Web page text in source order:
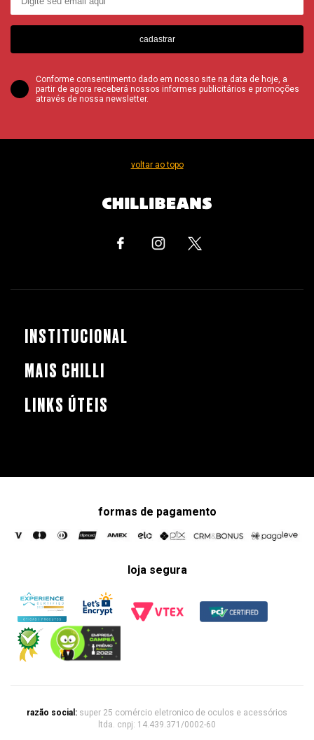
cadastrar
Conforme consentimento dado em nosso site na data de hoje, a
partir de agora receberá nossos informes publicitários e promoções
através de nossa newsletter.
voltar ao topo
INSTITUCIONAL
MAIS CHILLI
LINKS ÚTEIS
formas de pagamento
loja segura
razão social: super 25 comércio eletronico de oculos e acessórios
ltda. cnpj: 14.439.371/0002-60